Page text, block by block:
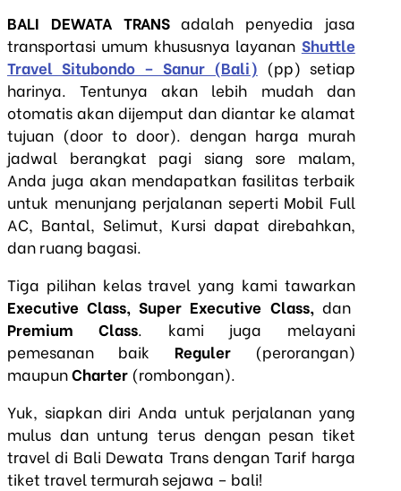
BALI DEWATA TRANSadalah penyedia jasa
transportasi umum khususnya layanan Shuttle
Travel Situbondo – Sanur (Bali) (pp) setiap
harinya. Tentunya akan lebih mudah dan
otomatis akan dijemput dan diantar ke alamat
tujuan (door to door). dengan harga murah
jadwal berangkat pagi siang sore malam,
Anda juga akan mendapatkan fasilitas terbaik
untuk menunjang perjalanan seperti Mobil Full
AC, Bantal, Selimut, Kursi dapat direbahkan,
dan ruang bagasi.
Tiga pilihan kelas travel yang kami tawarkan
Executive Class, Super Executive Class,dan
Premium Class. kami juga melayani
pemesanan baik Reguler(perorangan)
maupunCharter (rombongan).
Yuk, siapkan diri Anda untuk perjalanan yang
mulus dan untung terus dengan pesan tiket
travel di Bali Dewata Trans dengan Tarif harga
tiket travel termurah sejawa – bali!